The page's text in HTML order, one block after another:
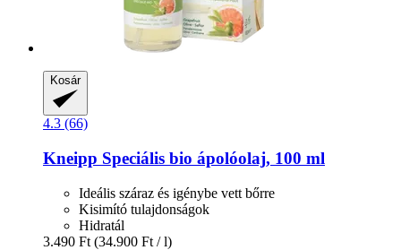
Kosár
4.3 (66)
Kneipp Speciális bio ápolóolaj, 100 ml
Ideális száraz és igénybe vett bőrre
Kisimító tulajdonságok
Hidratál
3.490 Ft (34.900 Ft / l)